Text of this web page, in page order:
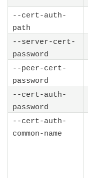
--cert-auth-
path
--server-cert-
password
--peer-cert-
password
--cert-auth-
password
--cert-auth-
common-name